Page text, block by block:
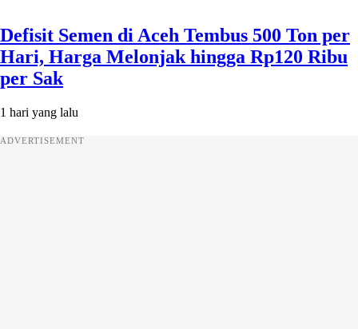
Defisit Semen di Aceh Tembus 500 Ton per
Hari, Harga Melonjak hingga Rp120 Ribu
per Sak
1 hari yang lalu
ADVERTISEMENT